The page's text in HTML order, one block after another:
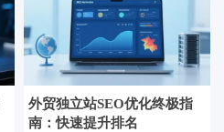
外贸独立站SEO优化终极指
南：快速提升排名